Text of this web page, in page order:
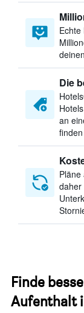
Die
an
daher
Finde
Aufenthalt